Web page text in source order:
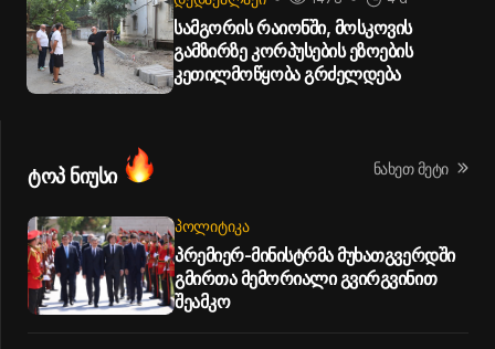
სამგორის რაიონში, მოსკოვის
გამზირზე კორპუსების ეზოების
კეთილმოწყობა გრძელდება
ტოპ ნიუსი ნახეთ მეტი
ᲞᲝᲚᲘᲢᲘᲙᲐ
პრემიერ-მინისტრმა მუხათგვერდში
გმირთა მემორიალი გვირგვინით
შეამკო